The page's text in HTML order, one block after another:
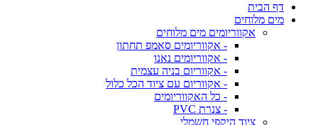
דף הבית
מים מלוחים
אקווריומים מים מלוחים
- אקווריומים סאמפ תחתון
- אקווריומים נאנו
- אקווריום בניה עצמית
- אקווריום עם ציוד הכל כלול
- כל האקווריומים
- צנרת PVC
ציוד היקפי חשמלי